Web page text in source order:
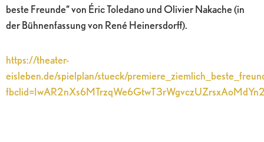
beste Freunde“ von Éric Toledano und Olivier Nakache (in
der Bühnenfassung von René Heinersdorff).
https://theater-
eisleben.de/spielplan/stueck/